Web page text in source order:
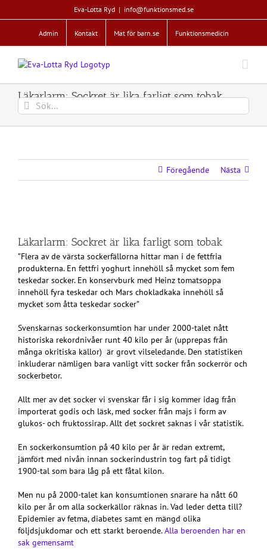
till
Eva-Lotta Ryd | info@funktionsmed.se
Admin Kontakt Mat för barn.se Funktionsmedicin
Läkarlarm: Sockret är lika farligt som tobak
Sök
efter:
Föregående Nästa
Läkarlarm: Sockret är lika farligt som tobak
”Flera av de värsta sockerfällorna hittar man i de fettfria
produkterna. En fettfri yoghurt innehöll så mycket som fem
teskedar socker. En konservburk med Heinz tomatsoppa
innehöll fyra teskedar och Mars chokladkaka innehöll så
mycket som åtta teskedar socker”
Svenskarnas sockerkonsumtion har under 2000-talet nått
historiska rekordnivåer runt 40 kilo per år (upprepas från
många okritiska källor) är grovt vilseledande. Den statistiken
inkluderar nämligen bara vanligt vitt socker från sockerrör och
sockerbetor.
Allt mer av det socker vi svenskar får i sig kommer idag från
importerat godis och läsk, med socker från majs i form av
glukos- och fruktossirap. Allt det sockret saknas i vår statistik.
En sockerkonsumtion på 40 kilo per år är redan extremt,
jämfört med nivån innan sockerindustrin tog fart på tidigt
1900-tal som bara låg på ett fåtal kilon.
Men nu på 2000-talet kan konsumtionen snarare ha nått 60
kilo per år om alla sockerkällor räknas in. Vad leder detta till?
Epidemier av fetma, diabetes samt en mängd olika
följdsjukdomar och ett starkt beroende.Alla beroenden har en
sak gemensamt